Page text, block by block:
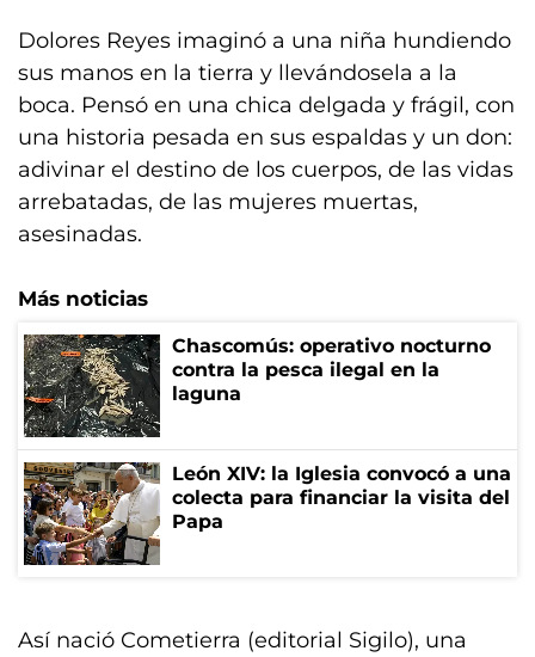
Dolores Reyes imaginó a una niña hundiendo
sus manos en la tierra y llevándosela a la
boca. Pensó en una chica delgada y frágil, con
una historia pesada en sus espaldas y un don:
adivinar el destino de los cuerpos, de las vidas
arrebatadas, de las mujeres muertas,
asesinadas.
Más noticias
Chascomús: operativo nocturno
contra la pesca ilegal en la
laguna
León XIV: la Iglesia convocó a una
colecta para financiar la visita del
Papa
Así nació Cometierra (editorial Sigilo), una